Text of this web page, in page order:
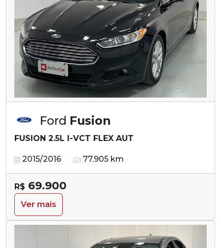
Ford Fusion
FUSION 2.5L I-VCT FLEX AUT
2015/2016 77.905 km
R$ 69.900
Ver mais